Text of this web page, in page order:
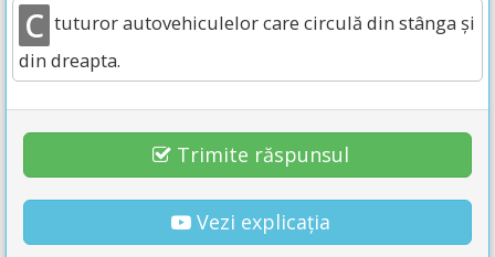
C tuturor autovehiculelor care circulă din stânga și
din dreapta.
Trimite răspunsul
Vezi explicația